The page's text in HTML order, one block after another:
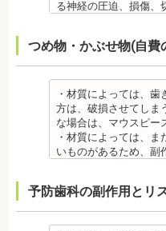
め、虫歯や歯周炎のリ
を歯科医師より受けて
のケアをすることも役
・矯正中に虫歯が悪化
歯の治療をする、もし
して治療を行う必要が
・基本的に、矯正中
ません。そのため矯正
合は、一般的な歯科医
治療を行う必要がある
にアレルギー症状が起
師の指示を仰いでくだ
・矯正をしたい箇所に
・抜歯する場合は麻酔
は、成分に心拍数、血
あるため、心臓や血圧
と、動悸、血圧上昇
た、頬を噛んでもわか
んでもわからないため
さらに、麻酔によって
場合は、歯科医師に相
いるため、金属アレル
い。矯正装置を装着
にアレルギー症状が起
師の指示を仰いでくだ
抜歯・麻酔
・矯正をしたい箇所に
は、抜歯を必要とする
痛みを感じることもあ
る神経の圧迫、損傷、
・上あごにインプラン
る場合があります。手
膿症になる場合があり
ントを除去する場合
療には耳鼻咽喉科にて
す。
・インプラントは、
手術を行う必要があり
けられない場合もあり
つめ物・かぶせ物(自費
・材質によっては、
方は、破損させてしま
な場合は、マウスピー
・材質によっては、
いものがあるため、副
・ジルコニア自体が割
を覆っているポーセレ
しまうことのほうが多
予防歯科の副作用とリ